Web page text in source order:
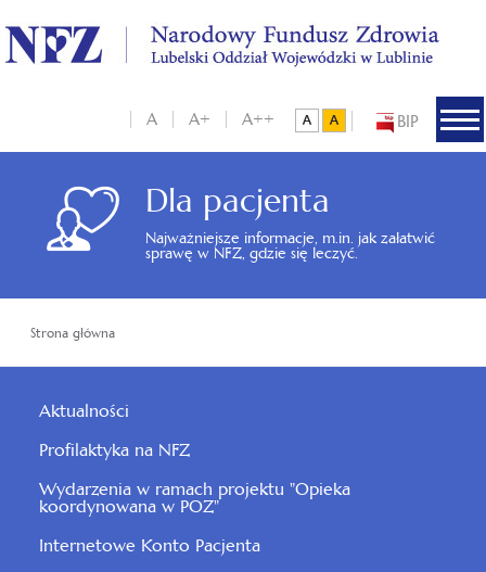
BIP
A A+ A++
Dla pacjenta
Najważniejsze informacje, m.in. jak załatwić
sprawę w NFZ, gdzie się leczyć.
Strona główna
Aktualności
Profilaktyka na NFZ
Wydarzenia w ramach projektu "Opieka
koordynowana w POZ"
Internetowe Konto Pacjenta